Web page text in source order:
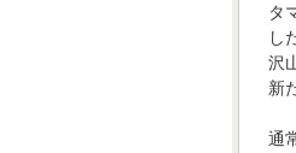
タ
し
沢
新
通